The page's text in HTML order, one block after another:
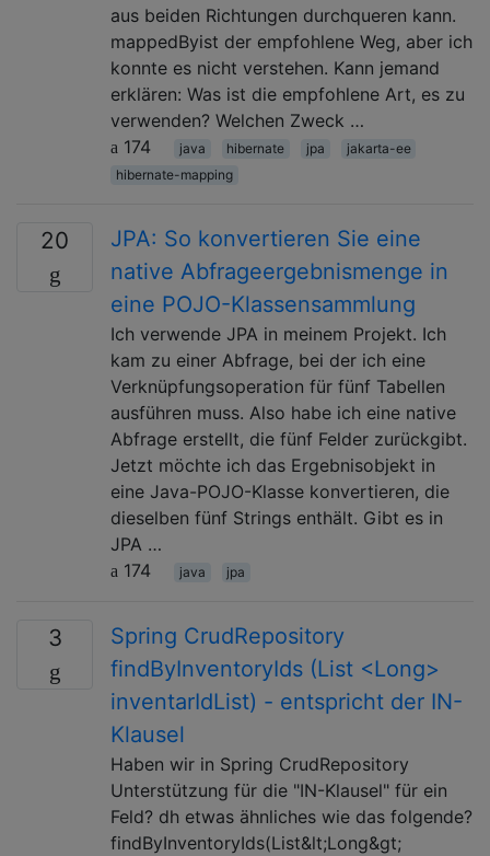
aus beiden Richtungen durchqueren kann.
mappedByist der empfohlene Weg, aber ich
konnte es nicht verstehen. Kann jemand
erklären: Was ist die empfohlene Art, es zu
verwenden? Welchen Zweck …
174
java hibernate jpa
jakarta-ee
hibernate-mapping
20
JPA: So konvertieren Sie eine
native Abfrageergebnismenge in
eine POJO-Klassensammlung
Ich verwende JPA in meinem Projekt. Ich
kam zu einer Abfrage, bei der ich eine
Verknüpfungsoperation für fünf Tabellen
ausführen muss. Also habe ich eine native
Abfrage erstellt, die fünf Felder zurückgibt.
Jetzt möchte ich das Ergebnisobjekt in
eine Java-POJO-Klasse konvertieren, die
dieselben fünf Strings enthält. Gibt es in
JPA …
174
java jpa
3
Spring CrudRepository
findByInventoryIds (List <Long>
inventarIdList) - entspricht der IN-
Klausel
Haben wir in Spring CrudRepository
Unterstützung für die "IN-Klausel" für ein
Feld? dh etwas ähnliches wie das folgende?
findByInventoryIds(List&lt;Long&gt;